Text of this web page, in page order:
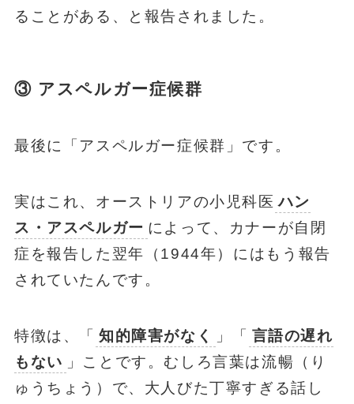
ることがある、と報告されました。
③ アスペルガー症候群
最後に「アスペルガー症候群」です。
実はこれ、オーストリアの小児科医 ハン
ス・アスペルガー によって、カナーが自閉
症を報告した翌年（1944年）にはもう報告
されていたんです。
特徴は、「 知的障害がなく 」「 言語の遅れ
もない
」ことです。むしろ言葉は流暢（り
ゅうちょう）で、大人びた丁寧すぎる話し